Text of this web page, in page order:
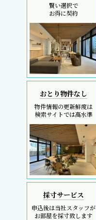
賢い選択で
お得に契約
おとり物件なし
物件情報の更新鮮度は
検索サイトでは高水準
採寸サービス
申込後は当社スタッフが
お部屋を採寸致します